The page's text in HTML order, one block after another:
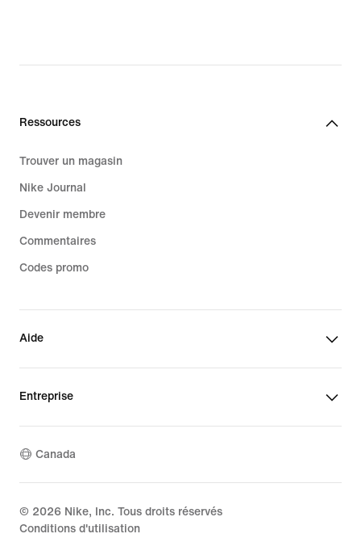
Ressources
Trouver un magasin
Nike Journal
Devenir membre
Commentaires
Codes promo
Aide
Entreprise
Canada
© 2026 Nike, Inc. Tous droits réservés
Conditions d'utilisation